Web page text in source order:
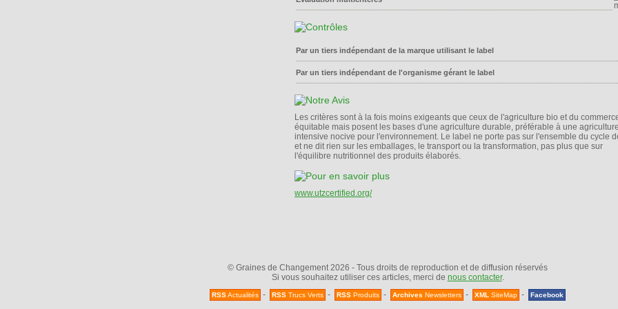
Par un tiers indépendant de la marque utilisant le label
Par un tiers indépendant de l'organisme gérant le label
Les critères sont à la fois moins exigeants que ceux de l'agriculture bio et du
équitable mais posent les bases d'une agriculture durable, préférable à une agriculture
intensive nocive pour l'environnement. Le label ne porte pas sur l'ensemble du cycle
et ne dit rien sur les emballages, le transport ou la transformation, pas plus que sur
l'équilibre nutritionnel des produits élaborés.
www.utzcertified.org/
© Graines de Changement 2026 - Tous droits de reproduction et de diffusion réservés
Si vous souhaitez utiliser ces articles, merci de nous contacter.
RSSActualités - RSS Trucs Verts - RSS Produits - Archives Newsletters - XML SiteMap - Facebook